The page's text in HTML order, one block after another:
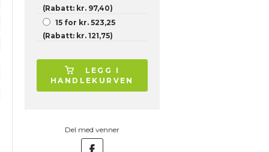
(Rabatt: kr. 97,40)
15 for kr. 523,25
(Rabatt: kr. 121,75)
LEGG I
HANDLEKURVEN
Del med venner